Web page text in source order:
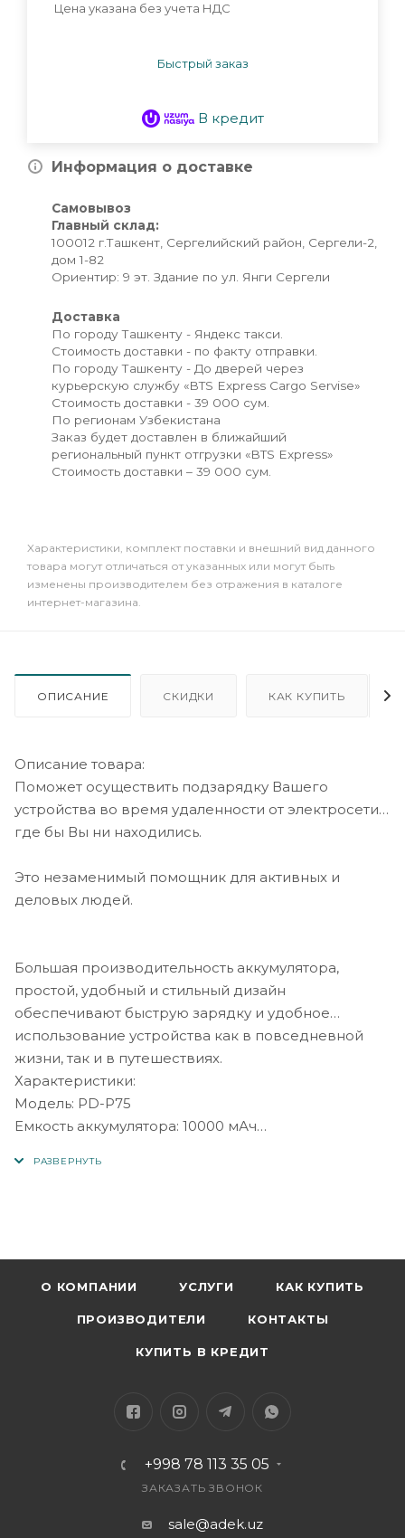
Цена указана без учета НДС
Быстрый заказ
В кредит
Информация о доставке
Самовывоз
Главный склад:
100012 г.Ташкент, Сергелийский район, Сергели-2,
дом 1-82
Ориентир: 9 эт. Здание по ул. Янги Сергели
Доставка
По городу Ташкенту - Яндекс такси.
Стоимость доставки - по факту отправки.
По городу Ташкенту - До дверей через
курьерскую службу «BTS Express Cargo Servise»
Стоимость доставки - 39 000 сум.
По регионам Узбекистана
Заказ будет доставлен в ближайший
региональный пункт отгрузки «BTS Express»
Стоимость доставки – 39 000 сум.
Xарактеристики, комплект поставки и внешний вид данного
товара могут отличаться от указанных или могут быть
изменены производителем без отражения в каталоге
интернет-магазина.
ОПИСАНИЕ СКИДКИ КАК КУПИТЬ
Описание товара:
Поможет осуществить подзарядку Вашего
устройства во время удаленности от электросети,
где бы Вы ни находились.
Это незаменимый помощник для активных и
деловых людей.
Большая производительность аккумулятора,
простой, удобный и стильный дизайн
обеспечивают быструю зарядку и удобное
использование устройства как в повседневной
жизни, так и в путешествиях.
Характеристики:
Модель: PD-P75
Емкость аккумулятора: 10000 мАч
Выход USB2: DC5V-3A/9A-2A/12V-1.5A
О КОМПАНИИ УСЛУГИ КАК КУПИТЬ
ПРОИЗВОДИТЕЛИ КОНТАКТЫ
КУПИТЬ В КРЕДИТ
+998 78 113 35 05
ЗАКАЗАТЬ ЗВОНОК
sale@adek.uz